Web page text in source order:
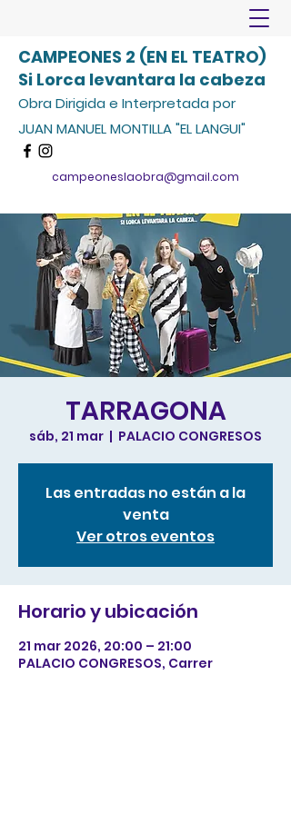
CAMPEONES 2 (EN EL TEATRO)
Si Lorca levantara la cabeza
Obra Dirigida e Interpretada por
JUAN MANUEL MONTILLA "EL LANGUI"
campeoneslaobra@gmail.com
TARRAGONA
sáb, 21 mar
  |
PALACIO CONGRESOS
Las entradas no están a la
venta
Ver otros eventos
Horario y ubicación
21 mar 2026, 20:00 – 21:00
PALACIO CONGRESOS, Carrer